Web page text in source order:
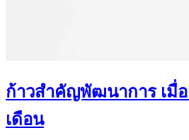
ก้าวสำคัญพัฒนาการ เมื่อ
เดือน